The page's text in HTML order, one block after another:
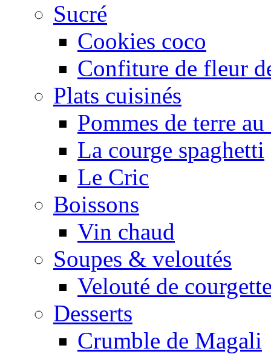
Sucré
Cookies coco
Confiture de fleur
Plats cuisinés
Pommes de terre
La courge spaghetti
Le Cric
Boissons
Vin chaud
Soupes & veloutés
Velouté de
Desserts
Crumble de Magali